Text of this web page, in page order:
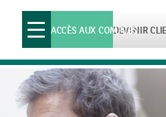
Toggle
navigationDEVENIR
ACCÈS AUX COMPTES